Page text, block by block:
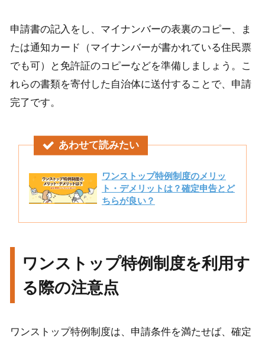
申請書の記入をし、マイナンバーの表裏のコピー、ま
たは通知カード（マイナンバーが書かれている住民票
でも可）と免許証のコピーなどを準備しましょう。こ
れらの書類を寄付した自治体に送付することで、申請
完了です。
あわせて読みたい
ワンストップ特例制度のメリッ
ト・デメリットは？確定申告とど
ちらが良い？
ワンストップ特例制度を利用す
る際の注意点
ワンストップ特例制度は、申請条件を満たせば、確定